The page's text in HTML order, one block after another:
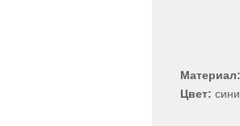
Материал:
Цвет: